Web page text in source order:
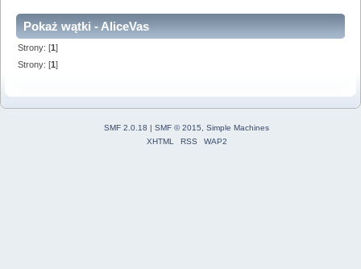
Pokaż wątki - AliceVas
Strony: [1]
Strony: [1]
SMF 2.0.18 | SMF © 2015
Simple Machines
XHTML
RSS WAP2